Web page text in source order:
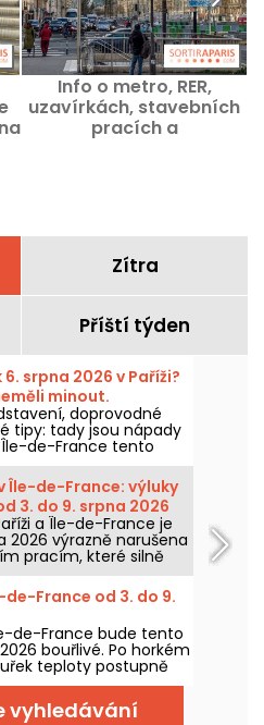
Info o metro, RER,
uzavírkách, stavebních
pracích a
Zítra
Příští týden
srpna 2026 v Paříži?
minout.
doprovodné
tipy: tady jsou nápady
Île-de-France tento
Île-de-France: výluky
3. do 9. srpna 2026
a Île-de-France je
2026 výrazně narušena
pracím, které silně
uvedly RATP a SNCF.
de-France od 3. do 9.
de-France bude tento
bouřlivé. Po horkém
teploty postupně
vrátí teplejší a
vyhledávání